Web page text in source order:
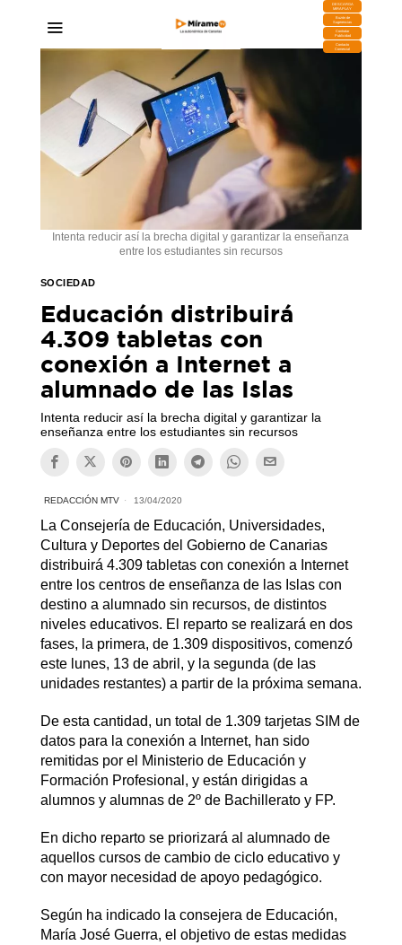
DESCARGA
MIRAPLAY
Buzón de
Sugerencias
Contratar
Publicidad
Contacto
Comercial
Intenta reducir así la brecha digital y garantizar la enseñanza
entre los estudiantes sin recursos
SOCIEDAD
Educación distribuirá
4.309 tabletas con
conexión a Internet a
alumnado de las Islas
Intenta reducir así la brecha digital y garantizar la
enseñanza entre los estudiantes sin recursos
REDACCIÓN MTV 13/04/2020
La Consejería de Educación, Universidades,
Cultura y Deportes del Gobierno de Canarias
distribuirá 4.309 tabletas con conexión a Internet
entre los centros de enseñanza de las Islas con
destino a alumnado sin recursos, de distintos
niveles educativos. El reparto se realizará en dos
fases, la primera, de 1.309 dispositivos, comenzó
este lunes, 13 de abril, y la segunda (de las
unidades restantes) a partir de la próxima semana.
De esta cantidad, un total de 1.309 tarjetas SIM de
datos para la conexión a Internet, han sido
remitidas por el Ministerio de Educación y
Formación Profesional, y están dirigidas a
alumnos y alumnas de 2º de Bachillerato y FP.
En dicho reparto se priorizará al alumnado de
aquellos cursos de cambio de ciclo educativo y
con mayor necesidad de apoyo pedagógico.
Según ha indicado la consejera de Educación,
María José Guerra, el objetivo de estas medidas